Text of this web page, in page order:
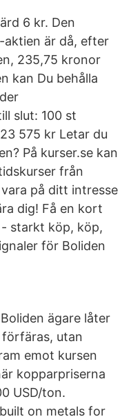
6 kr. Den
aktien är då, efter
235,75 kronor
kan Du behålla
slut: 100 st
575 kr Letar du
På kurser.se kan
från
på ditt intresse
dig! Få en kort
starkt köp, köp,
för Boliden
ägare låter
utan
emot kursen
kopparpriserna
USD/ton.
on metals for